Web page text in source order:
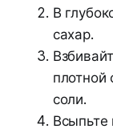
В
сахар.
плотной
соли.
Всыпьте